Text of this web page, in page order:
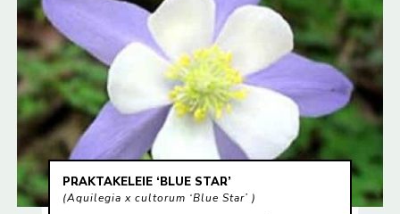
PRAKTAKELEIE ‘BLUE STAR’
Aquilegia x cultorum ‘Blue Star’